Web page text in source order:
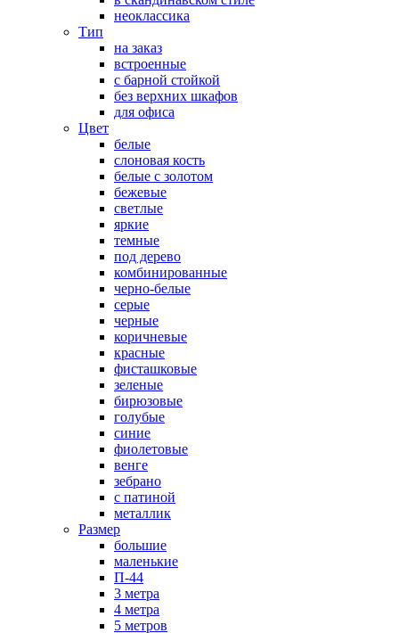
неоклассика
Тип
на заказ
встроенные
с барной стойкой
без верхних шкафов
для офиса
Цвет
белые
слоновая кость
белые с золотом
бежевые
светлые
яркие
темные
под дерево
комбинированные
черно-белые
серые
черные
коричневые
красные
фисташковые
зеленые
бирюзовые
голубые
синие
фиолетовые
венге
зебрано
с патиной
металлик
Размер
большие
маленькие
П-44
3 метра
4 метра
5 метров